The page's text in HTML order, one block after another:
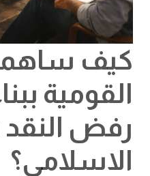
كيف
القومية
رفض النقد
الاسلامي؟